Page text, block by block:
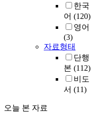
한국
어 (120)
영어
(3)
자료형태
단행
본 (112)
비도
서 (11)
오늘 본 자료